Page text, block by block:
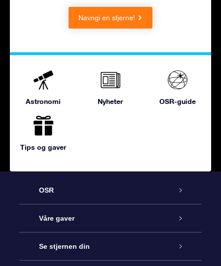
Navngi en stjerne!
Astronomi Nyheter OSR-guide
Tips og gaver
OSR
Kundeservice
Kontakt oss
Våre gaver
Online Stjernegave
Se stjernen din